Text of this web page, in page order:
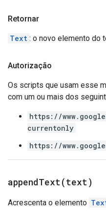
Retornar
Text : o novo elemento do
Autorização
Os scripts que usam esse
com um ou mais dos
https://
currentonly
https://
appendText(text)
Acrescenta o elemento